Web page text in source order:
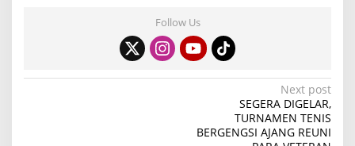
Follow Us
Next post
SEGERA DIGELAR,
TURNAMEN TENIS
BERGENGSI AJANG REUNI